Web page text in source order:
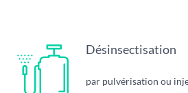
Désinsectisation
par pulvérisation ou